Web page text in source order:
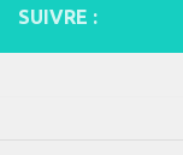
SUIVRE :